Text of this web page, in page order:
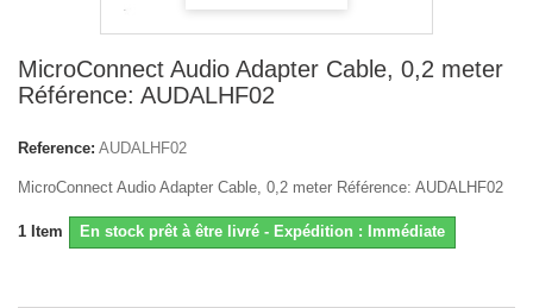
MicroConnect Audio Adapter Cable, 0,2 meter
Référence: AUDALHF02
Reference: AUDALHF02
MicroConnect Audio Adapter Cable, 0,2 meter Référence: AUDALHF02
1 Item En stock prêt à être livré - Expédition : Immédiate